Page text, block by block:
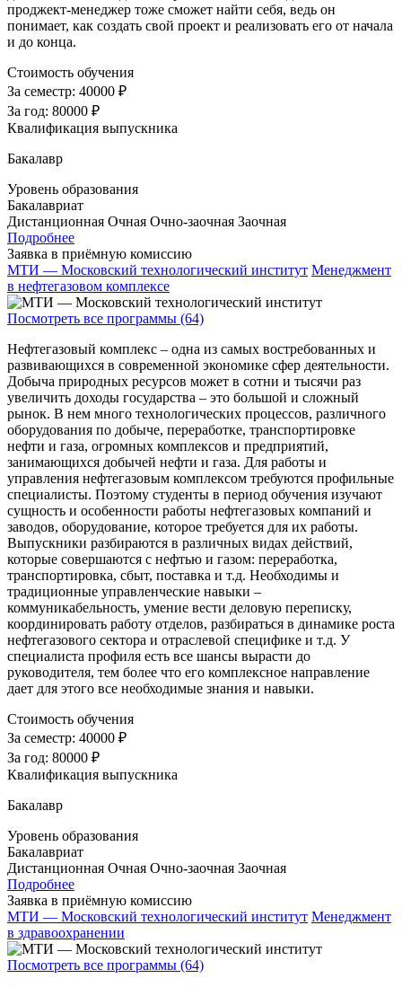
проджект-менеджер тоже сможет найти себя, ведь он
понимает, как создать свой проект и реализовать его от начала
и до конца.
Стоимость обучения
За семестр: 40000 ₽
За год: 80000 ₽
Квалификация выпускника
Бакалавр
Уровень образования
Бакалавриат
Дистанционная Очная Очно-заочная Заочная
Подробнее
Заявка в приёмную комиссию
МТИ — Московский технологический институт Менеджмент
в нефтегазовом комплексе
Посмотреть все программы (64)
Нефтегазовый комплекс – одна из самых востребованных и
развивающихся в современной экономике сфер деятельности.
Добыча природных ресурсов может в сотни и тысячи раз
увеличить доходы государства – это большой и сложный
рынок. В нем много технологических процессов, различного
оборудования по добыче, переработке, транспортировке
нефти и газа, огромных комплексов и предприятий,
занимающихся добычей нефти и газа. Для работы и
управления нефтегазовым комплексом требуются профильные
специалисты. Поэтому студенты в период обучения изучают
сущность и особенности работы нефтегазовых компаний и
заводов, оборудование, которое требуется для их работы.
Выпускники разбираются в различных видах действий,
которые совершаются с нефтью и газом: переработка,
транспортировка, сбыт, поставка и т.д. Необходимы и
традиционные управленческие навыки –
коммуникабельность, умение вести деловую переписку,
координировать работу отделов, разбираться в динамике роста
нефтегазового сектора и отраслевой специфике и т.д. У
специалиста профиля есть все шансы вырасти до
руководителя, тем более что его комплексное направление
дает для этого все необходимые знания и навыки.
Стоимость обучения
За семестр: 40000 ₽
За год: 80000 ₽
Квалификация выпускника
Бакалавр
Уровень образования
Бакалавриат
Дистанционная Очная Очно-заочная Заочная
Подробнее
Заявка в приёмную комиссию
МТИ — Московский технологический институт Менеджмент
в здравоохранении
Посмотреть все программы (64)